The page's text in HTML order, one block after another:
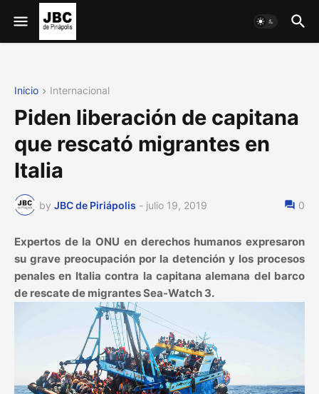
Inicio Internacional
Piden liberación de capitana
que rescató migrantes en
Italia
by JBC de Piriápolis - julio 19, 2019 0
Expertos de la ONU en derechos humanos expresaron
su grave preocupación por la detención y los procesos
penales en Italia contra la capitana alemana del barco
de rescate de migrantes Sea-Watch 3.